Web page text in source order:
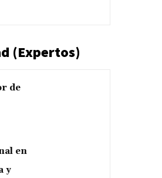
(Expertos)
de
en
y